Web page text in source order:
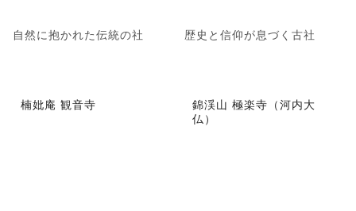
自然に抱かれた伝統の社 歴史と信仰が息づく古社
楠妣庵 観音寺
錦渓山 極楽寺（河内大
仏）